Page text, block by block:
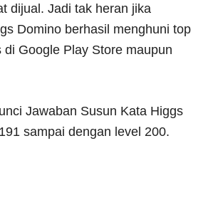
dijual. Jadi tak heran jika
Domino berhasil menghuni top
di Google Play Store maupun
Jawaban Susun Kata Higgs
sampai dengan level 200.